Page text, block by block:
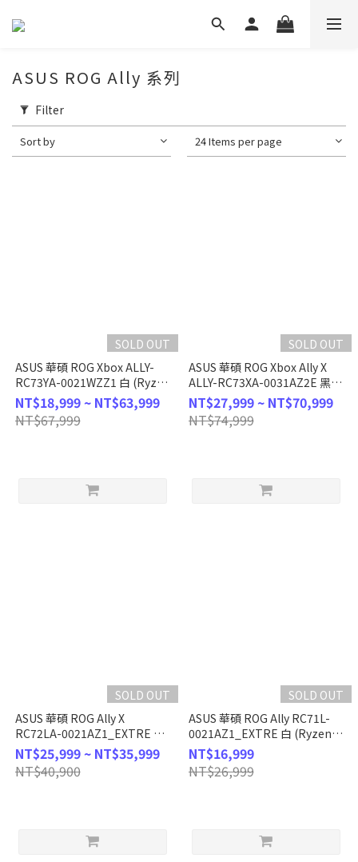
ASUS ROG Ally 系列
Filter
Sort by 24 Items per page
SOLD OUT
ASUS 華碩 ROG Xbox ALLY-
RC73YA-0021WZZ1 白 (Ryzen
Z2 A/16GB/512GB
SSD/WIN11/120Hz/FHD/7) 觸
控電競掌機
NT$18,999 ~ NT$63,999
NT$67,999
SOLD OUT
ASUS 華碩 ROG Xbox Ally X
ALLY-RC73XA-0031AZ2E 黑
(Ryzen AI Z2
Extreme/24GB/1TB
SSD/WIN11/120Hz/FHD/7) 觸
NT$27,999 ~ NT$70,999
NT$74,999
SOLD OUT
ASUS 華碩 ROG Ally X
RC72LA-0021AZ1_EXTRE 黑
(Ryzen Z1 Extreme/AMD
RDNA 3/1TB
PCIe/12G×2/W11/120Hz/FHD/7)
NT$25,999 ~ NT$35,999
NT$40,900
SOLD OUT
ASUS 華碩 ROG Ally RC71L-
0021AZ1_EXTRE 白 (Ryzen
Z1 Extreme/AMD
Navi3/512G/8G*2 DDR5-
6400/W11/120Hz/FHD_T/7)
NT$16,999
NT$26,999